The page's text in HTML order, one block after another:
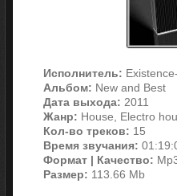
Исполнитель:
Альбом: New and Best
Дата выхода: 2011
Жанр: House, Electro
Кол-во треков: 15
Время звучания:
Формат | Качество:
Размер: 113.66 Mb